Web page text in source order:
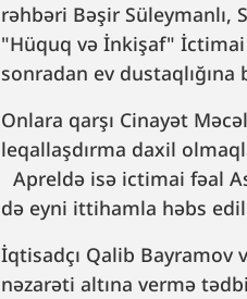
rəhbəri Bəşir Süleymanlı,
"Hüquq və İnkişaf" İctimai
sonradan ev dustaqlığına
Onlara qarşı Cinayət
leqallaşdırma daxil
Apreldə isə ictimai fəal
də eyni ittihamla həbs
İqtisadçı Qalib
nəzarəti altına vermə